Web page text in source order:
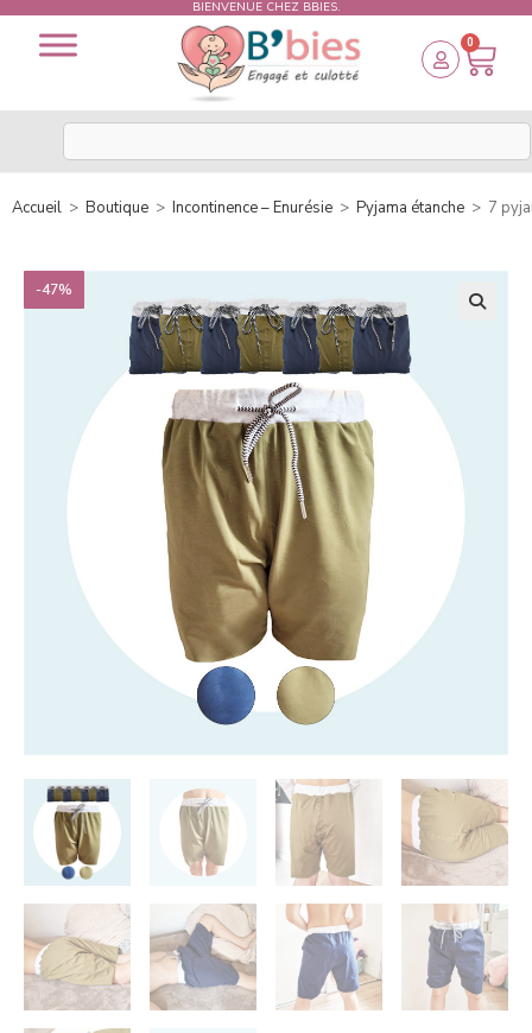
BIENVENUE CHEZ BBIES.
0
Accueil > Boutique > Incontinence – Enurésie > Pyjama étanche > 7
-47%